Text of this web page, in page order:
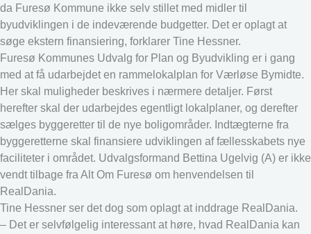
da Furesø Kommune ikke selv stillet med midler til
byudviklingen i de indeværende budgetter. Det er oplagt at
søge ekstern finansiering, forklarer Tine Hessner.
Furesø Kommunes Udvalg for Plan og Byudvikling er i gang
med at få udarbejdet en rammelokalplan for Værløse Bymidte.
Her skal muligheder beskrives i nærmere detaljer. Først
herefter skal der udarbejdes egentligt lokalplaner, og derefter
sælges byggeretter til de nye boligområder. Indtægterne fra
byggeretterne skal finansiere udviklingen af fællesskabets nye
faciliteter i området. Udvalgsformand Bettina Ugelvig (A) er ikke
vendt tilbage fra Alt Om Furesø om henvendelsen til
RealDania.
Tine Hessner ser det dog som oplagt at inddrage RealDania.
– Det er selvfølgelig interessant at høre, hvad RealDania kan